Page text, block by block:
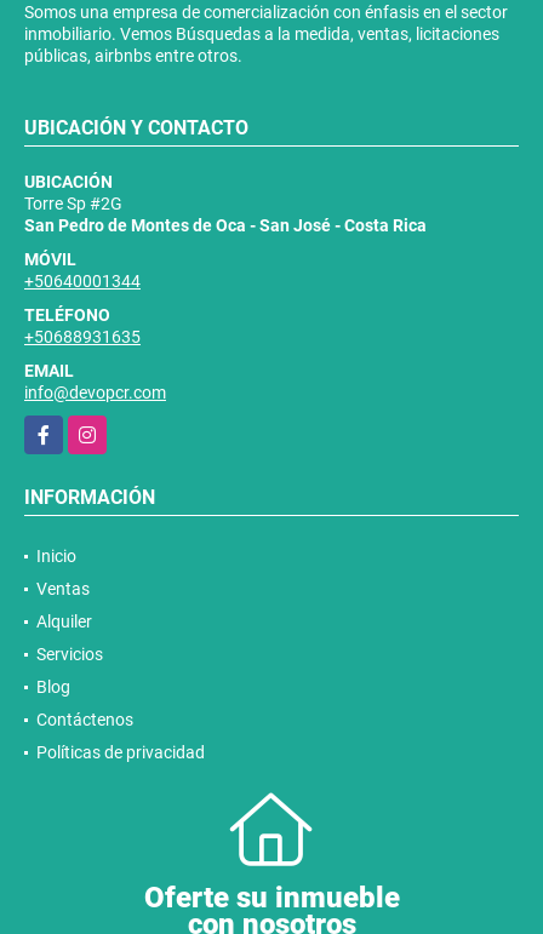
Somos una empresa de comercialización con énfasis en el sector
inmobiliario. Vemos Búsquedas a la medida, ventas, licitaciones
públicas, airbnbs entre otros.
UBICACIÓN Y CONTACTO
UBICACIÓN
Torre Sp #2G
San Pedro de Montes de Oca - San José - Costa Rica
MÓVIL
+50640001344
TELÉFONO
+50688931635
EMAIL
info@devopcr.com
FacebookInstagram
INFORMACIÓN
Inicio
Ventas
Alquiler
Servicios
Blog
Contáctenos
Políticas de privacidad
Oferte su inmueble
con nosotros